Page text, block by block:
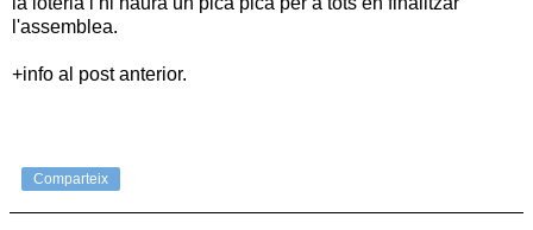
l'assemblea.
+info al post anterior.
Comparteix